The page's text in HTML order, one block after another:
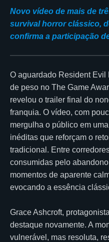
Novo vídeo de mais de
survival horror clássico,
confirma a participação
O aguardado Resident
de peso no The Game
revelou o trailer final do
franquia. O vídeo, com
mergulha o público em
inéditas que reforçam o
tradicional. Entre
consumidas pelo
momentos de aparente
evocando a essência
Grace Ashcroft,
destaque novamente. A
vulnerável, mas resoluta,